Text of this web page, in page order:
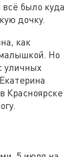
всё было куда
дочку.
как
Но
уличных
Красноярске